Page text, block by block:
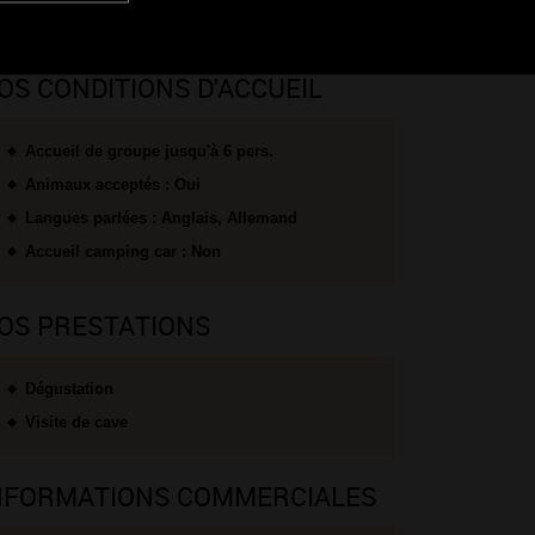
CONDITIONS D'ACCUEIL
Accueil de groupe jusqu'à 6 pers.
Animaux acceptés : Oui
Langues parlées : Anglais, Allemand
Accueil camping car : Non
PRESTATIONS
Dégustation
Visite de cave
COMMERCIALES